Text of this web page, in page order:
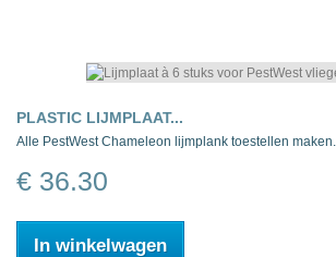
PLASTIC LIJMPLAAT...
Alle PestWest Chameleon lijmplank toestellen maken...
€ 36.30
In winkelwagen